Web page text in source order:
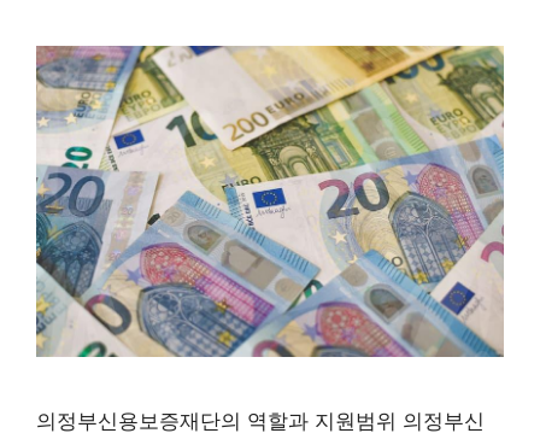
의정부신용보증재단의 역할과 지원범위 의정부신